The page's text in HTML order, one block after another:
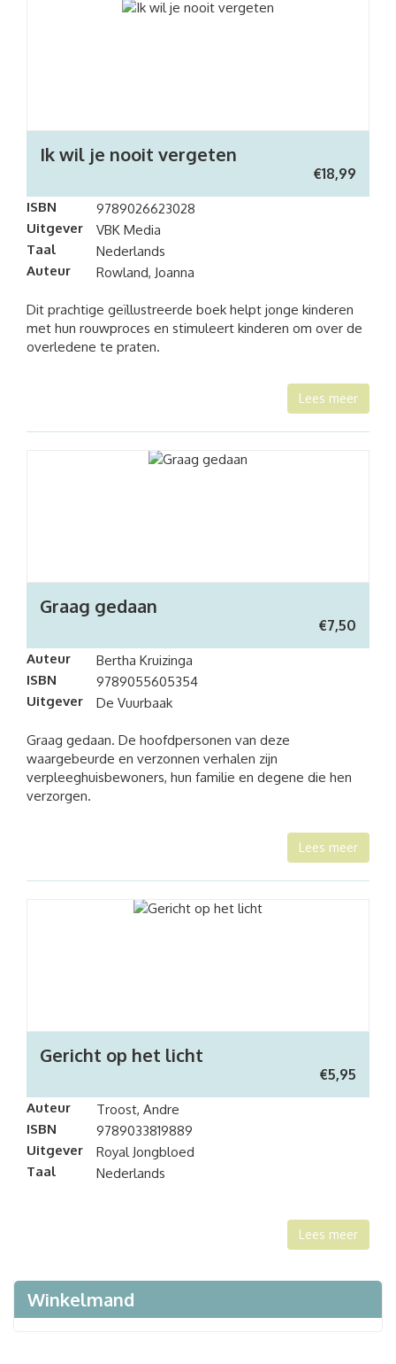
Ik wil je nooit vergeten
€18,99
ISBN
9789026623028
Uitgever
VBK Media
Taal
Nederlands
Auteur
Rowland, Joanna
Dit prachtige geïllustreerde boek helpt jonge kinderen
met hun rouwproces en stimuleert kinderen om over de
overledene te praten.
Lees meer
Graag gedaan
€7,50
Auteur
Bertha Kruizinga
ISBN
9789055605354
Uitgever
De Vuurbaak
Graag gedaan. De hoofdpersonen van deze
waargebeurde en verzonnen verhalen zijn
verpleeghuisbewoners, hun familie en degene die hen
verzorgen.
Lees meer
Gericht op het licht
€5,95
Auteur
Troost, Andre
ISBN
9789033819889
Uitgever
Royal Jongbloed
Taal
Nederlands
Lees meer
Winkelmand